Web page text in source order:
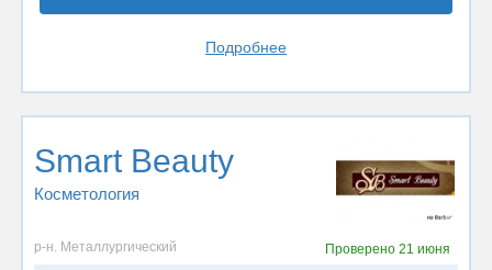
Подробнее
Smart Beauty
Косметология
р-н. Металлургический Проверено 21 июня